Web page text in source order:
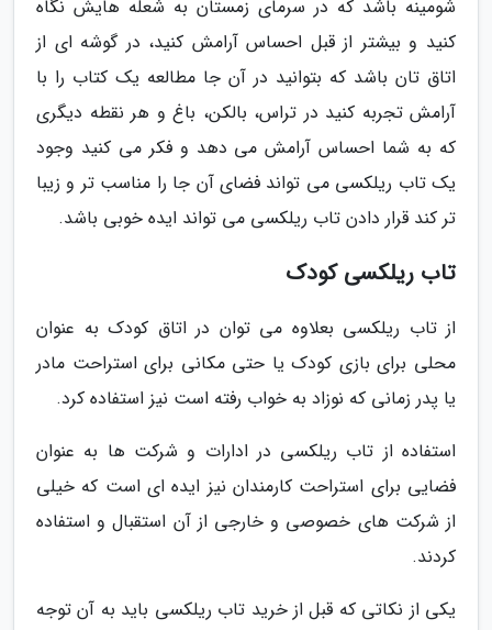
شومینه باشد که در سرمای زمستان به شعله هایش نگاه
کنید و بیشتر از قبل احساس آرامش کنید، در گوشه ای از
اتاق تان باشد که بتوانید در آن جا مطالعه یک کتاب را با
آرامش تجربه کنید در تراس، بالکن، باغ و هر نقطه دیگری
که به شما احساس آرامش می دهد و فکر می کنید وجود
یک تاب ریلکسی می تواند فضای آن جا را مناسب تر و زیبا
تر کند قرار دادن تاب ریلکسی می تواند ایده خوبی باشد.
تاب ریلکسی کودک
از تاب ریلکسی بعلاوه می توان در اتاق کودک به عنوان
محلی برای بازی کودک یا حتی مکانی برای استراحت مادر
یا پدر زمانی که نوزاد به خواب رفته است نیز استفاده کرد.
استفاده از تاب ریلکسی در ادارات و شرکت ها به عنوان
فضایی برای استراحت کارمندان نیز ایده ای است که خیلی
از شرکت های خصوصی و خارجی از آن استقبال و استفاده
کردند.
یکی از نکاتی که قبل از خرید تاب ریلکسی باید به آن توجه